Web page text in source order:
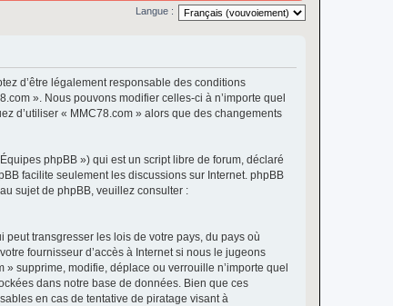
Langue :
d’être légalement responsable des conditions
». Nous pouvons modifier celles-ci à n’importe quel
d’utiliser « MMC78.com » alors que des changements
phpBB ») qui est un script libre de forum, déclaré
facilite seulement les discussions sur Internet. phpBB
sujet de phpBB, veuillez consulter :
transgresser les lois de votre pays, du pays où
fournisseur d’accès à Internet si nous le jugeons
supprime, modifie, déplace ou verrouille n’importe quel
dans notre base de données. Bien que ces
en cas de tentative de piratage visant à